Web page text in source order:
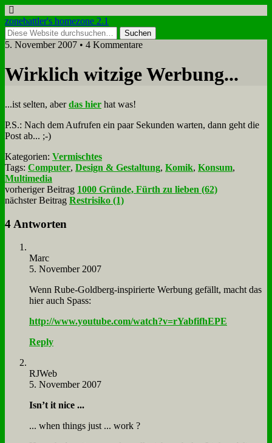
zonebattler's homezone 2.1
5. November 2007 • 4 Kommentare
Wirk­lich wit­zi­ge Wer­bung...
...ist sel­ten, aberdas hier hat was!
P.S.: Nach dem Auf­ru­fen ein paar Se­kun­den war­ten, dann geht die
Post ab... ;-)
Kategorien: Vermischtes
Tags: Computer, Design & Gestaltung, Komik, Konsum,
Multimedia
vorheriger Beitrag 1000 Gründe, Fürth zu lieben (62)
nächster Beitrag Restrisiko (1)
4 Antworten
Marc
5. November 2007
Wenn Ru­be-Gold­berg-in­spi­rier­te Wer­bung ge­fällt, macht das
hier auch Spass:
http://www.youtube.com/watch?v=rYabfifhEPE
Reply
RJ­Web
5. November 2007
Is­n’t it nice ...
... when things just ... work ?